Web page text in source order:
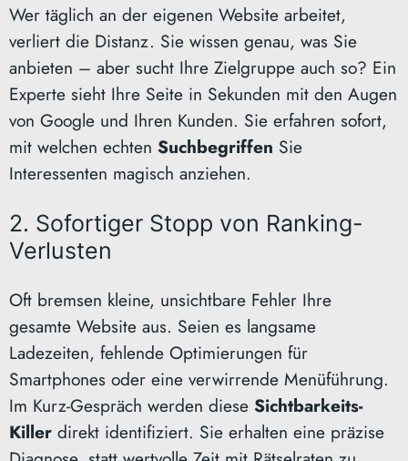
Wer täglich an der eigenen Website arbeitet,
verliert die Distanz. Sie wissen genau, was Sie
anbieten – aber sucht Ihre Zielgruppe auch so? Ein
Experte sieht Ihre Seite in Sekunden mit den Augen
von Google und Ihren Kunden. Sie erfahren sofort,
mit welchen echten Suchbegriffen Sie
Interessenten magisch anziehen.
2. Sofortiger Stopp von Ranking-
Verlusten
Oft bremsen kleine, unsichtbare Fehler Ihre
gesamte Website aus. Seien es langsame
Ladezeiten, fehlende Optimierungen für
Smartphones oder eine verwirrende Menüführung.
Im Kurz-Gespräch werden diese Sichtbarkeits-
Killer direkt identifiziert. Sie erhalten eine präzise